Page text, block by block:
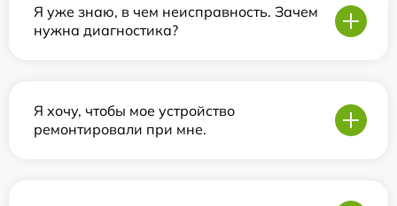
Я уже знаю, в чем неисправность. Зачем
нужна диагностика?
Я хочу, чтобы мое устройство
ремонтировали при мне.